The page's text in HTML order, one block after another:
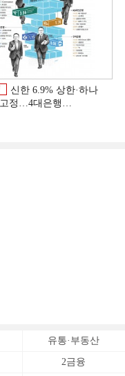
신한 6.9% 상한·하나
정…4대은행
유통·부동산
2금융